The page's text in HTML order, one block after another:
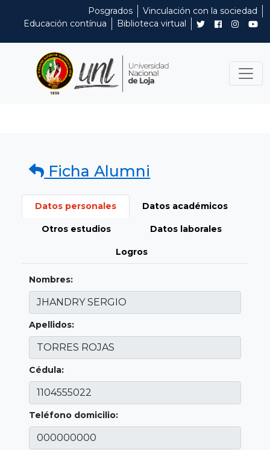
Posgrados
Vinculación con la sociedad
Educación contínua
Biblioteca virtual
Ficha Alumni
Datos personales Datos académicos
Otros estudios Datos laborales
Logros
Nombres:
Apellidos:
Cédula:
Teléfono domicilio: